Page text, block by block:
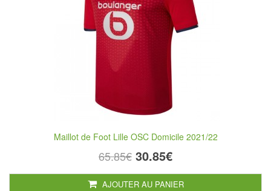
Maillot de Foot Lille OSC Domicile 2021/22
65.85€ 30.85€
AJOUTER AU PANIER